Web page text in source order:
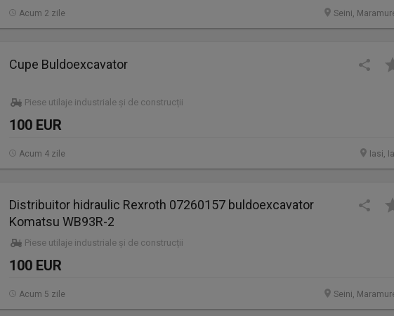
Seini,
Acum 2 zile
Cupe Buldoexcavator
Piese utilaje industriale și de construcții
100 EUR
Iasi,
Acum 4 zile
Distribuitor hidraulic Rexroth 07260157 buldoexcavator
Komatsu WB93R-2
Piese utilaje industriale și de construcții
100 EUR
Seini,
Acum 5 zile